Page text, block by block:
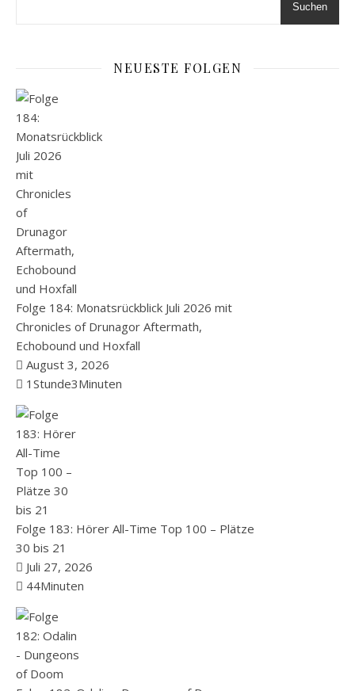
Suchen
NEUESTE FOLGEN
Folge 184: Monatsrückblick Juli 2026 mit
Chronicles of Drunagor Aftermath,
Echobound und Hoxfall
August 3, 2026
1Stunde3Minuten
Folge 183: Hörer All-Time Top 100 – Plätze
30 bis 21
Juli 27, 2026
44Minuten